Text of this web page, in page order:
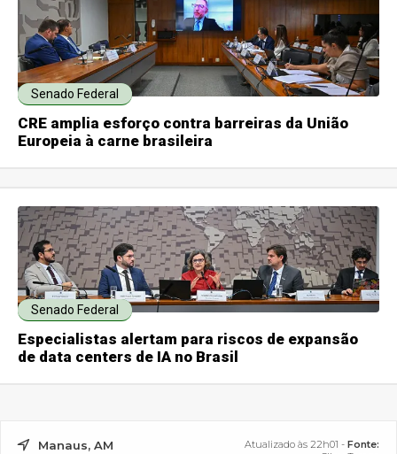
Senado Federal
CRE amplia esforço contra barreiras da União
Europeia à carne brasileira
Senado Federal
Especialistas alertam para riscos de expansão
de data centers de IA no Brasil
Manaus, AM Atualizado às 22h01 - Fonte: